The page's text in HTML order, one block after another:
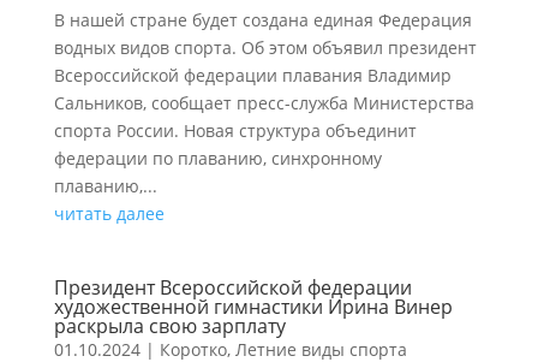
В нашей стране будет создана единая Федерация
водных видов спорта. Об этом объявил президент
Всероссийской федерации плавания Владимир
Сальников, сообщает пресс-служба Министерства
спорта России. Новая структура объединит
федерации по плаванию, синхронному
плаванию,...
читать далее
Президент Всероссийской федерации
художественной гимнастики Ирина Винер
раскрыла свою зарплату
01.10.2024| Коротко, Летние виды спорта